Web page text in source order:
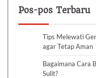
Pos-pos Terbaru
Tips Melewati
agar Tetap Aman
Bagaimana Cara
Sulit?